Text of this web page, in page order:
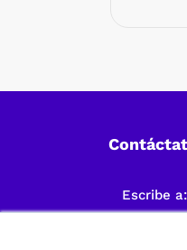
Escribe